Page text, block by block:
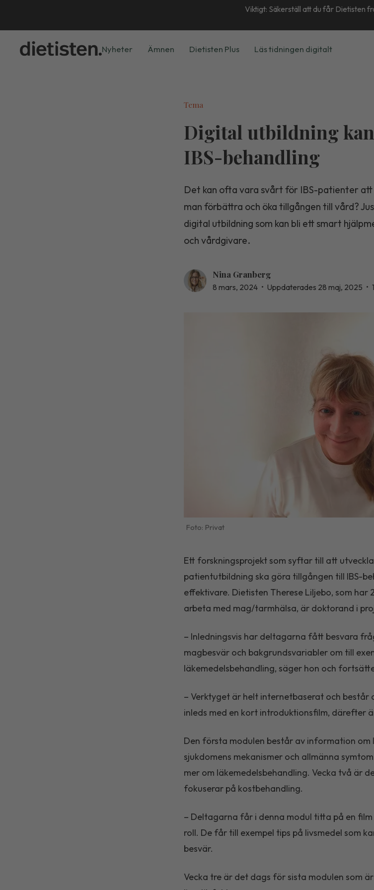
Viktigt: Säkerställ att du får Dietisten
Nyheter Ämnen Dietisten Plus Läs tidningen digitalt
Tema
Digital utbildning
IBS-behandling
Det kan ofta vara svårt för IBS-patienter att
man förbättra och öka tillgången till vård?
digital utbildning som kan bli ett smart
och vårdgivare.
Nina Granberg
8 mars, 2024 • Uppdaterades 28 maj, 2025 •
Privat
Ett forskningsprojekt som syftar till att
patientutbildning ska göra tillgången till IBS-
effektivare. Dietisten Therese Liljebo, som har
arbeta med mag/tarmhälsa, är doktorand i
– Inledningsvis har deltagarna fått besvara
magbesvär och bakgrundsvariabler om till
läkemedelsbehandling, säger hon och
– Verktyget är helt internetbaserat och består
inleds med en kort introduktionsfilm, därefter
Den första modulen består av information om
sjukdomens mekanismer och allmänna
mer om läkemedelsbehandling. Vecka två är
fokuserar på kostbehandling.
– Deltagarna får i denna modul titta på en
roll. De får till exempel tips på livsmedel som
besvär.
Vecka tre är det dags för sista modulen som